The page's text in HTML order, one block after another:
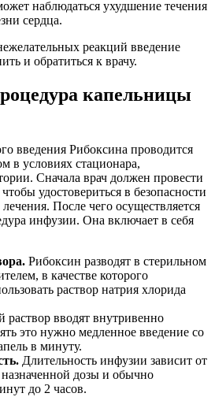
наблюдаться ухудшение течения
сердца.
реакций введение
и обратиться к врачу.
капельницы
введения Рибоксина проводится
в условиях стационара,
Сначала врач должен провести
удостовериться в безопасности
После чего осуществляется
инфузии. Она включает в себя
Рибоксин разводят в стерильном
в качестве которого
раствор натрия хлорида
раствор вводят внутривенно
это нужно медленное введение со
в минуту.
Длительность инфузии зависит от
назначенной дозы и обычно
до 2 часов.